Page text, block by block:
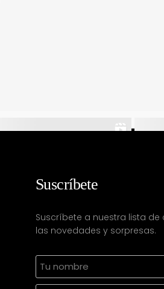
Suscríbete
Suscríbete a nuestra lista
las novedades y sorpresas.